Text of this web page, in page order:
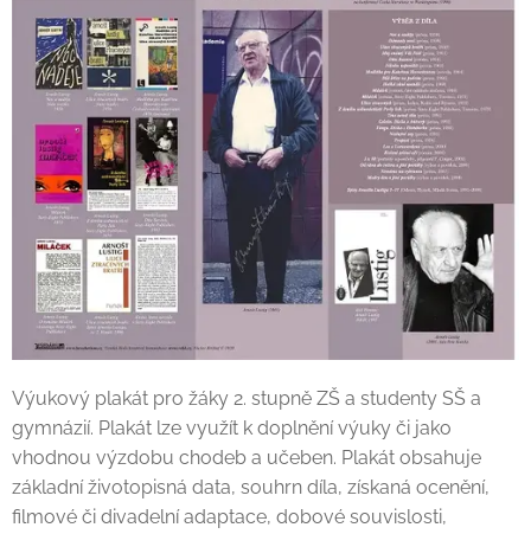
Výukový plakát pro žáky 2. stupně ZŠ a studenty SŠ a
gymnázií. Plakát lze využít k doplnění výuky či jako
vhodnou výzdobu chodeb a učeben. Plakát obsahuje
základní životopisná data, souhrn díla, získaná ocenění,
filmové či divadelní adaptace, dobové souvislosti,